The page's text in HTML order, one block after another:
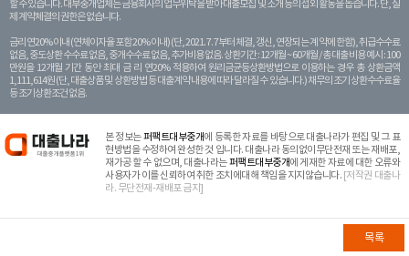
할 수 있습니다. 대부중개업체는 금융회사의 업무위탁을 받아 대출모집 및 소개 등의 섭외 활동을 돕습니다. 단, 실
제 계약체결의 권한은 없습니다.
금리 연20% 이내 (연체이자율 포함 20% 이내) (단, 2021. 7. 7부터 체결, 갱신, 연장되는 계 약에 한함), 취급수수료
없음, 중도상환 수수료 없음, 중개수수료 없음, 추가비용 없음. 상환기간 : 12개월 ~ 60개월 / 총 대출 비용 예시 : 100
만원을 12개월 기간 동안 최대 금 리 연20% 적용하여 원리금균등상환방법으로 이용하는 경우 총 상환금액
1,111,614원 (단, 대출상품 및 상환방법 등 대출계약 내용에 따라 달라질 수 있습니다.) 채무의 조기 상환수수료율
등 조기상환조건 없음.
본 정보는퍼팩트대부중개에 등록한 자료를 바탕으로 대출나라가 편집 및 그 표
현방법을 수정하여 완성한 것 입니다. 대출나라 동의없이무단전재 또는 재배포,
재가공 할 수 없으며, 대출나라는퍼팩트대부중개에 게재한 자료에 대한 오류와
사용자가 이를 신뢰하여 취한 조치에대해 책임을 지지않습니다. [저작권 대출나
라. 무단전재-재배포 금지]
목록